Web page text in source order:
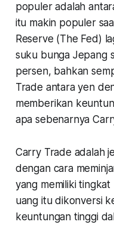
populer adalah
itu makin populer
Reserve (The Fed)
suku bunga Jepang
persen, bahkan
Trade antara yen
memberikan
apa sebenarnya
Carry Trade adalah
dengan cara
yang memiliki
uang itu dikonversi
keuntungan tinggi